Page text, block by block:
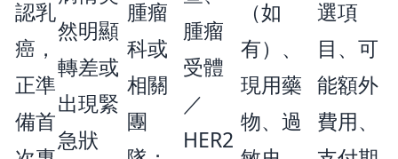
認乳
癌，
正準
備首
然明顯
轉差或
出現緊
急狀
腫瘤
科或
相關
團
腫瘤
受體
／
HER2
（如
有）、
現用藥
物、過
選項
目、可
能額外
費用、